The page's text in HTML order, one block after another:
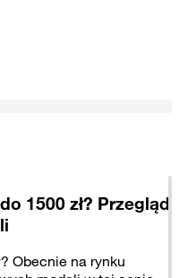
1500 zł? Przegląd
Obecnie na rynku